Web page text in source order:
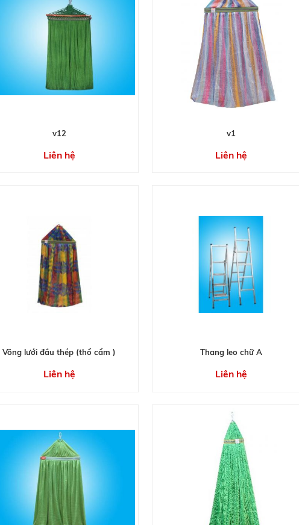
v12
Liên hệ
v1
Liên hệ
Võng lưới đầu thép (thổ cẩm )
Liên hệ
Thang leo chữ A
Liên hệ